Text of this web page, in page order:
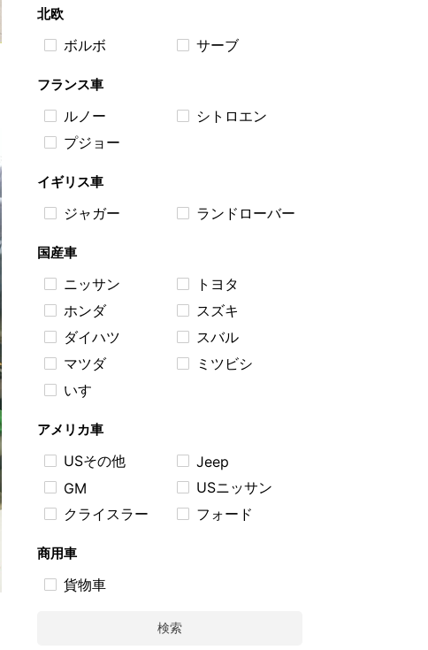
北欧
ボルボ サーブ
フランス車
ルノー
シトロエン
プジョー
イギリス車
ジャガー ランドローバー
国産車
ニッサン
トヨタ
ホンダ
スズキ
ダイハツ
スバル
マツダ
ミツビシ
いすゞ
アメリカ車
USその他
Jeep
GM
USニッサン
クライスラー
フォード
商用車
貨物車
検索